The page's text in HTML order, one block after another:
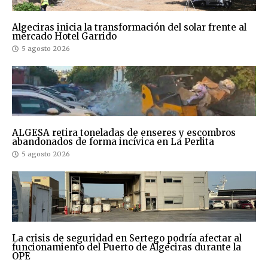
Algeciras inicia la transformación del solar frente al
mercado Hotel Garrido
5 agosto 2026
ALGESA retira toneladas de enseres y escombros
abandonados de forma incívica en La Perlita
5 agosto 2026
La crisis de seguridad en Sertego podría afectar al
funcionamiento del Puerto de Algeciras durante la
OPE